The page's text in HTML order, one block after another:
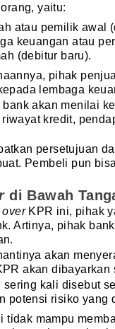
yaitu:
atau pemilik awal
keuangan atau
(debitur baru).
pihak
lembaga
akan menilai
kredit,
persetujuan
Pembeli pun
di Bawah
overKPR ini, pihak
Artinya, pihak
akan
akan dibayarkan
sering kali disebut
potensi risiko
tidak mampu